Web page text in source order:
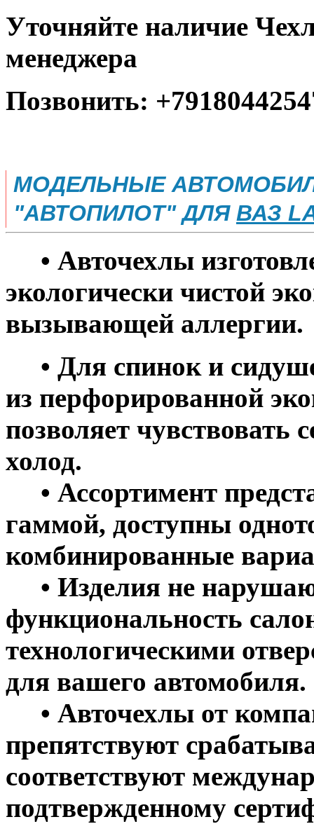
Уточняйте наличие
менеджера
Позвонить:
МОДЕЛЬНЫЕ
"АВТОПИЛОТ" ДЛЯ ВАЗ
• Авточехлы
экологически чистой
вызывающей аллергии.
• Для спинок и
из перфорированной
позволяет чувствовать
холод.
• Ассортимент
гаммой, доступны
комбинированные
• Изделия не
функциональность
технологическими
для вашего автомобиля.
• Авточехлы от
препятствуют
соответствуют
подтвержденному